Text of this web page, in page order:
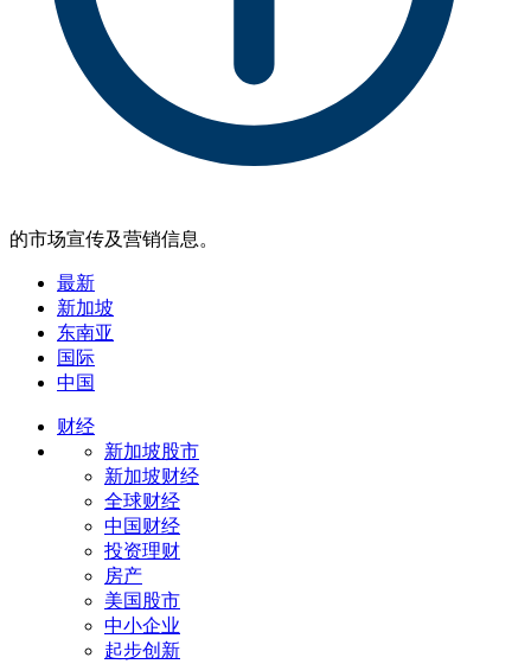
的市场宣传及营销信息。
最新
新加坡
东南亚
国际
中国
财经
新加坡股市
新加坡财经
全球财经
中国财经
投资理财
房产
美国股市
中小企业
起步创新